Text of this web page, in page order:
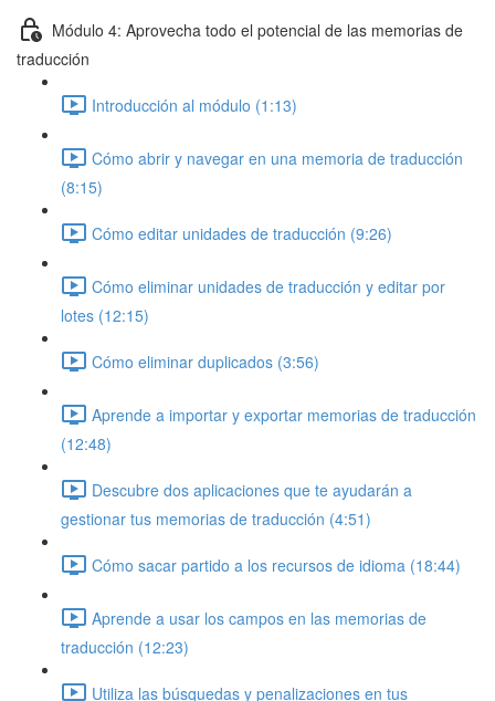
Módulo 4: Aprovecha todo el potencial de las memorias de
traducción
Introducción al módulo (1:13)
Cómo abrir y navegar en una memoria de traducción
(8:15)
Cómo editar unidades de traducción (9:26)
Cómo eliminar unidades de traducción y editar por
lotes (12:15)
Cómo eliminar duplicados (3:56)
Aprende a importar y exportar memorias de traducción
(12:48)
Descubre dos aplicaciones que te ayudarán a
gestionar tus memorias de traducción (4:51)
Cómo sacar partido a los recursos de idioma (18:44)
Aprende a usar los campos en las memorias de
traducción (12:23)
Utiliza las búsquedas y penalizaciones en tus